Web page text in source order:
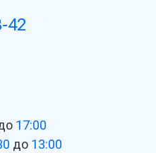
42
17:00
до 13:00